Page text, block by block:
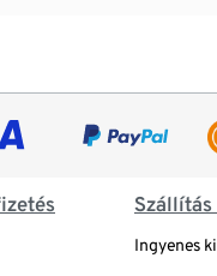
Szállítás
Ingyenes